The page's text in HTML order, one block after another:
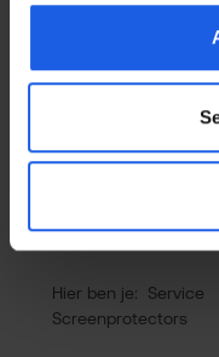
Het scherm is een van
van je smartphone en
Hier ben je: Service
Screenprotectors